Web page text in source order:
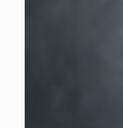
CU
PUTTING
OUR EDGE